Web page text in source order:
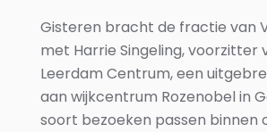
Gisteren bracht de fractie van
met Harrie Singeling, voorzitter
Leerdam Centrum, een
aan wijkcentrum Rozenobel in
soort bezoeken passen binnen